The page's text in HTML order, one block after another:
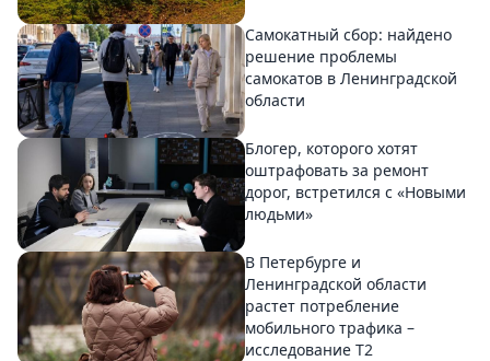
Самокатный сбор: найдено
решение проблемы
самокатов в Ленинградской
области
Блогер, которого хотят
оштрафовать за ремонт
дорог, встретился с «Новыми
людьми»
В Петербурге и
Ленинградской области
растет потребление
мобильного трафика –
исследование T2